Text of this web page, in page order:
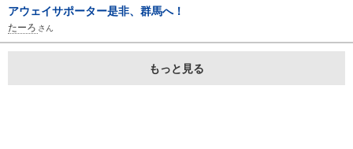
アウェイサポーター是非、群馬へ！
たーろ さん
もっと見る